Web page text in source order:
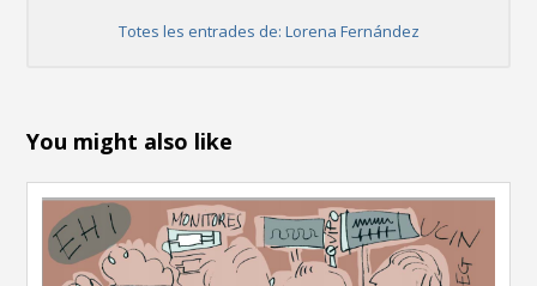
Totes les entrades de: Lorena Fernández
You might also like